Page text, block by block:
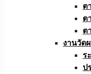
ต
ต
ต
งานวัด
ร
ป